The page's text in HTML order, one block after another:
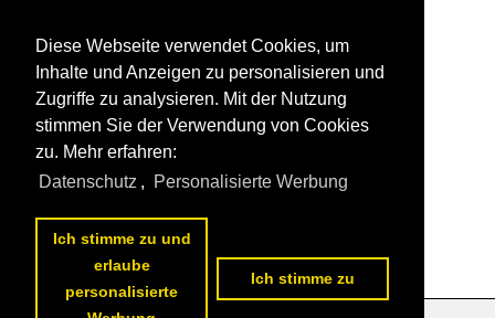
Diese Webseite verwendet Cookies, um
Inhalte und Anzeigen zu personalisieren und
Zugriffe zu analysieren. Mit der Nutzung
stimmen Sie der Verwendung von Cookies
zu. Mehr erfahren:
Datenschutz , Personalisierte Werbung
Ich stimme zu und
erlaube
personalisierte
Ich stimme zu